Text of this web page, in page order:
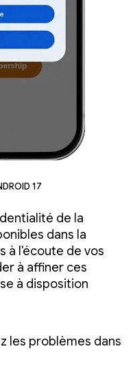
17
de la
dans la
à l'écoute de vos
à affiner ces
à disposition
les problèmes dans